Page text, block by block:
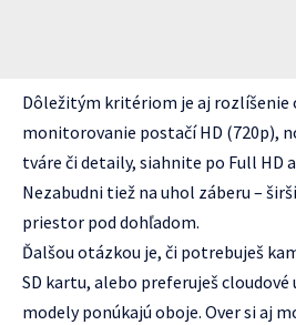
Dôležitým kritériom je aj rozlíšenie
monitorovanie postačí HD (720p),
tváre či detaily, siahnite po Full HD
Nezabudni tiež na uhol záberu –
priestor pod dohľadom.
Ďalšou otázkou je, či potrebuješ
SD kartu, alebo preferuješ
modely ponúkajú oboje. Over si aj